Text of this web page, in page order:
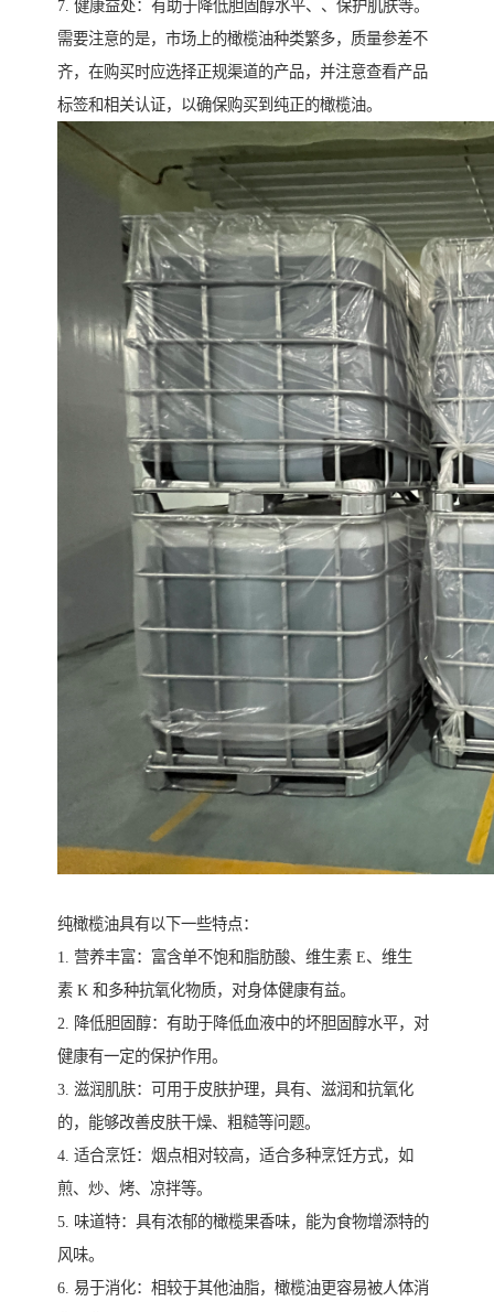
7. 健康益处：有助于降低胆固醇水平、、保护肌肤等。
需要注意的是，市场上的橄榄油种类繁多，质量参差不
齐，在购买时应选择正规渠道的产品，并注意查看产品
标签和相关认证，以确保购买到纯正的橄榄油。
纯橄榄油具有以下一些特点：
1. 营养丰富：富含单不饱和脂肪酸、维生素 E、维生
素 K 和多种抗氧化物质，对身体健康有益。
2. 降低胆固醇：有助于降低血液中的坏胆固醇水平，对
健康有一定的保护作用。
3. 滋润肌肤：可用于皮肤护理，具有、滋润和抗氧化
的，能够改善皮肤干燥、粗糙等问题。
4. 适合烹饪：烟点相对较高，适合多种烹饪方式，如
煎、炒、烤、凉拌等。
5. 味道特：具有浓郁的橄榄果香味，能为食物增添特的
风味。
6. 易于消化：相较于其他油脂，橄榄油更容易被人体消